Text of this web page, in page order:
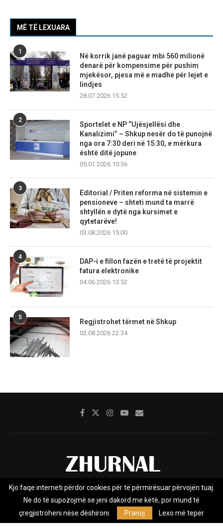
MË TË LEXUARA
1
Në korrik janë paguar mbi 560 milionë
denarë për kompensime për pushim
mjekësor, pjesa më e madhe për lejet e
lindjes
28.07.2026 15:52
2
Sportelet e NP “Ujësjellësi dhe
Kanalizimi” – Shkup nesër do të punojnë
nga ora 7:30 deri në 15:30, e mërkura
është ditë jopune
05.01.2026 10:36
3
Editorial / Priten reforma në sistemin e
pensioneve – shteti mund ta marrë
shtyllën e dytë nga kursimet e
qytetarëve!
03.08.2026 15:00
4
DAP-i e fillon fazën e tretë të projektit
fatura elektronike
04.06.2026 13:52
5
Regjistrohet tërmet në Shkup
02.08.2026 22:34
Rreth nesh Impresumi Marketing
Kontakt
Privacy Policy
Zhurnal.mk është Agjenci e Lajmeve e pavarur, e themeluar në vitin
Kjo faqe interneti përdor cookies për të përmirësuar përvojën tuaj.
Ne do të supozojmë se jeni dakord me këtë, por mund të
çregjistroheni nëse dëshironi.
Pranoj Lexo më tepër